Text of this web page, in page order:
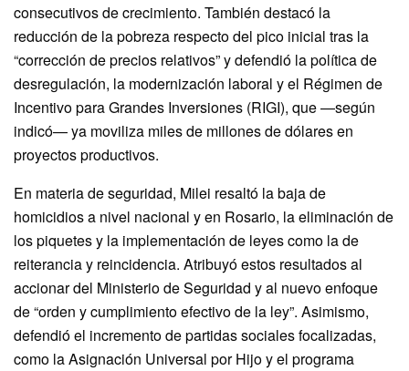
consecutivos de crecimiento. También destacó la
reducción de la pobreza respecto del pico inicial tras la
“corrección de precios relativos” y defendió la política de
desregulación, la modernización laboral y el Régimen de
Incentivo para Grandes Inversiones (RIGI), que —según
indicó— ya moviliza miles de millones de dólares en
proyectos productivos.
En materia de seguridad, Milei resaltó la baja de
homicidios a nivel nacional y en Rosario, la eliminación de
los piquetes y la implementación de leyes como la de
reiterancia y reincidencia. Atribuyó estos resultados al
accionar del Ministerio de Seguridad y al nuevo enfoque
de “orden y cumplimiento efectivo de la ley”. Asimismo,
defendió el incremento de partidas sociales focalizadas,
como la Asignación Universal por Hijo y el programa